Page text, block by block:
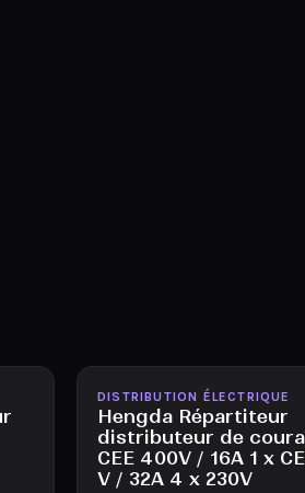
Disponible
DISTRIBUTION ÉLECTRIQUE
Hengda Répartiteur
distributeur de
CEE 400V / 16A 1 x
V / 32A 4 x 230V